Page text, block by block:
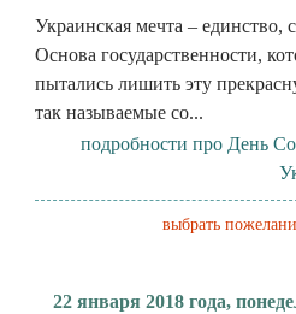
Украинская мечта – единство,
Основа государственности,
пытались лишить эту
так называемые со...
подробности про День
выбрать
22 января 2018 года,